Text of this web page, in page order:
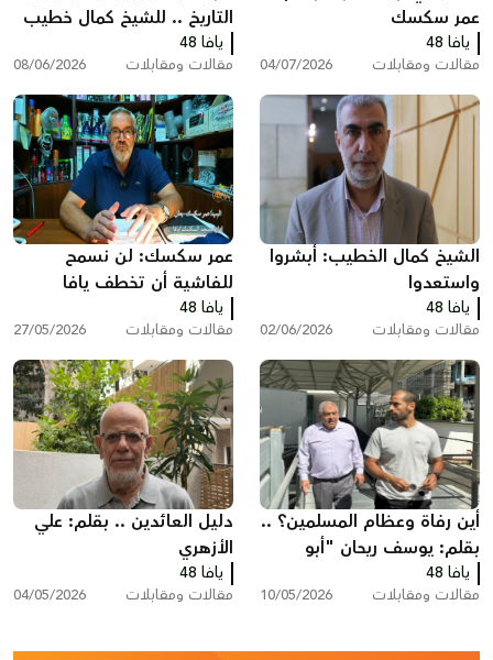
عمر سكسك
يافا 48
مقالات ومقابلات 04/07/2026
التاريخ .. للشيخ كمال خطيب
يافا 48
مقالات ومقابلات 08/06/2026
الشيخ كمال الخطيب: أبشروا
واستعدوا
يافا 48
مقالات ومقابلات 02/06/2026
عمر سكسك: لن نسمح
للفاشية أن تخطف يافا
وأحلام أولادنا
يافا 48
مقالات ومقابلات 27/05/2026
أين رفاة وعظام المسلمين؟ ..
بقلم: يوسف ريحان "أبو
حسام"
يافا 48
مقالات ومقابلات 10/05/2026
دليل العائدين .. بقلم: علي
الأزهري
يافا 48
مقالات ومقابلات 04/05/2026